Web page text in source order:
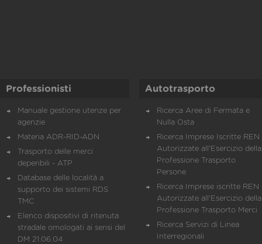
Professionisti
Manuale gestione utenze per
agenzie
Materia ADR-RID-ADN
Trasporto delle merci
deperibili - ATP
Database delle località a
supporto dei sistemi RDS
TMC
Elenco dispositivi di ritenuta
stradale omologati ai sensi del
DM 21.06.04
Autotrasporto
Ricerca Aree di Fermata e
Nulla Osta
Ricerca Imprese Iscritte REN
Autorizzate all'Esercizio della
Professione Trasporto
Persone
Ricerca Imprese iscritte REN
Autorizzate all'Esercizio della
Professione Trasporto Merci
Ricerca Servizi di Linea
Interregionali